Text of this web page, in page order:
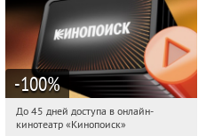
-100%
20:40:56 Получили:
До 45 дней доступа в онлайн-
кинотеатр «Кинопоиск»